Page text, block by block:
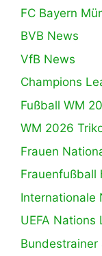
FC Bayern
BVB News
VfB News
Champions
Fußball WM
WM 2026
Frauen
Frauenfußball
Internationale
UEFA Nations
Bundestrainer